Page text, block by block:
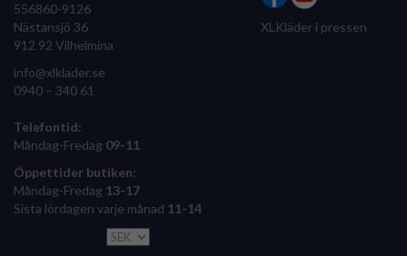
556860-9126
Nästansjö 36
912 92 Vilhelmina
info@xlklader.se
0940 – 340 61
Telefontid:
Måndag-Fredag 09-11
Öppettider butiken:
Måndag-Fredag 13-17
Sista lördagen varje månad 11-14
XLKläder i pressen